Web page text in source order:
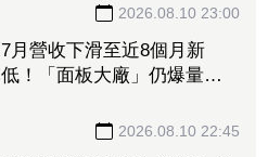
2026.08.10 23:00
7月營收下滑至近8個月新
低！「面板大廠」仍爆量攻
2026.08.10 22:45